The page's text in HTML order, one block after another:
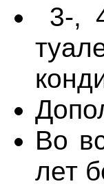
3-,
Во
лет